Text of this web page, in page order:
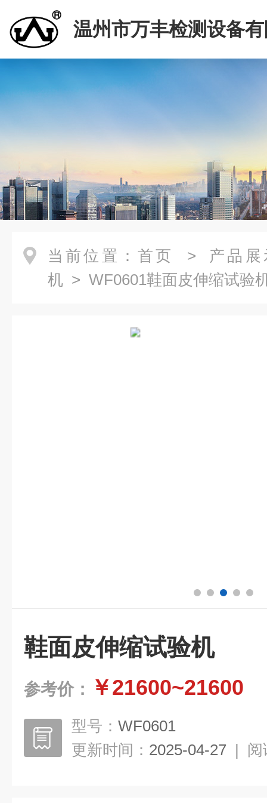
温州市万丰检测设备
当前位置： 首页 > 产品展
机 > WF0601鞋面皮伸缩试验
鞋面皮伸缩试验机
参考价： ￥21600~21600
型号： WF0601
更新时间： 2025-04-27 | 阅